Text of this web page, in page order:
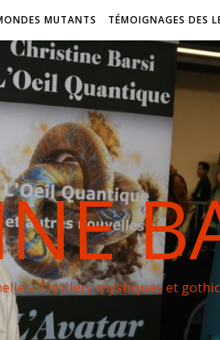
MUTANTS TÉMOIGNAGES DES
– Thrillers mystiques et